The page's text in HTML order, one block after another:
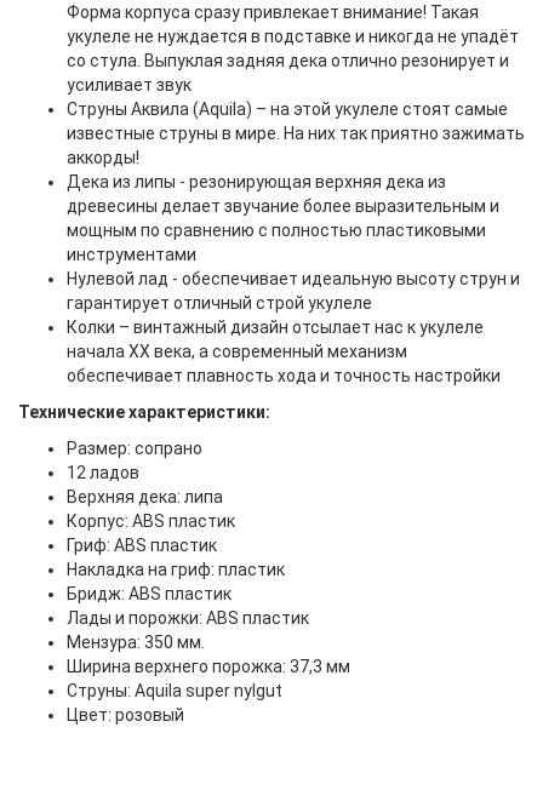
Форма корпуса сразу привлекает внимание! Такая
укулеле не нуждается в подставке и никогда не упадёт
со стула. Выпуклая задняя дека отлично резонирует и
усиливает звук
Струны Аквила (Aquila) – на этой укулеле стоят самые
известные струны в мире. На них так приятно зажимать
аккорды!
Дека из липы - резонирующая верхняя дека из
древесины делает звучание более выразительным и
мощным по сравнению с полностью пластиковыми
инструментами
Нулевой лад - обеспечивает идеальную высоту струн и
гарантирует отличный строй укулеле
Колки – винтажный дизайн отсылает нас к укулеле
начала XX века, а современный механизм
обеспечивает плавность хода и точность настройки
Технические характеристики:
Размер: сопрано
12 ладов
Верхняя дека: липа
Корпус: ABS пластик
Гриф: ABS пластик
Накладка на гриф: пластик
Бридж: ABS пластик
Лады и порожки: ABS пластик
Мензура: 350 мм.
Ширина верхнего порожка: 37,3 мм
Струны: Aquila super nylgut
Цвет: розовый